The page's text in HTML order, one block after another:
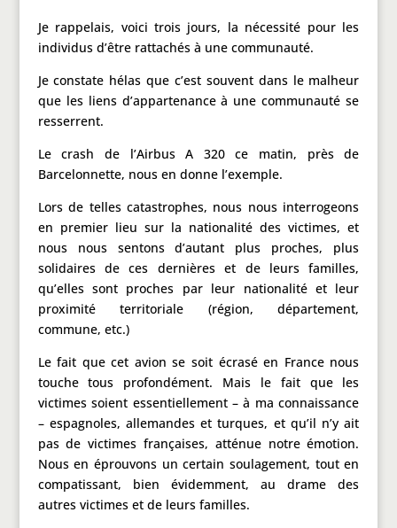
Je rappelais, voici trois jours, la nécessité pour les
individus d’être rattachés à une communauté.
Je constate hélas que c’est souvent dans le malheur
que les liens d’appartenance à une communauté se
resserrent.
Le crash de l’Airbus A 320 ce matin, près de
Barcelonnette, nous en donne l’exemple.
Lors de telles catastrophes, nous nous interrogeons
en premier lieu sur la nationalité des victimes, et
nous nous sentons d’autant plus proches, plus
solidaires de ces dernières et de leurs familles,
qu’elles sont proches par leur nationalité et leur
proximité territoriale (région, département,
commune, etc.)
Le fait que cet avion se soit écrasé en France nous
touche tous profondément. Mais le fait que les
victimes soient essentiellement – à ma connaissance
– espagnoles, allemandes et turques, et qu’il n’y ait
pas de victimes françaises, atténue notre émotion.
Nous en éprouvons un certain soulagement, tout en
compatissant, bien évidemment, au drame des
autres victimes et de leurs familles.